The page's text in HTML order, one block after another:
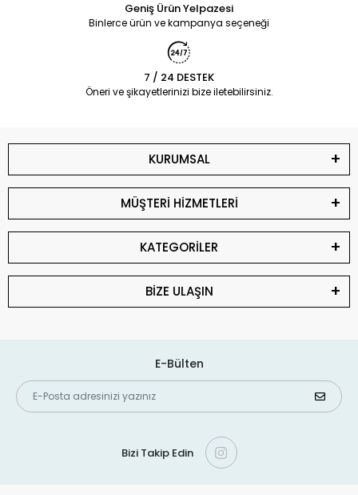
Geniş Ürün Yelpazesi
Binlerce ürün ve kampanya seçeneği
7 / 24 DESTEK
Öneri ve şikayetlerinizi bize iletebilirsiniz.
KURUMSAL
MÜŞTERİ HİZMETLERİ
KATEGORİLER
BİZE ULAŞIN
E-Bülten
Bizi Takip Edin